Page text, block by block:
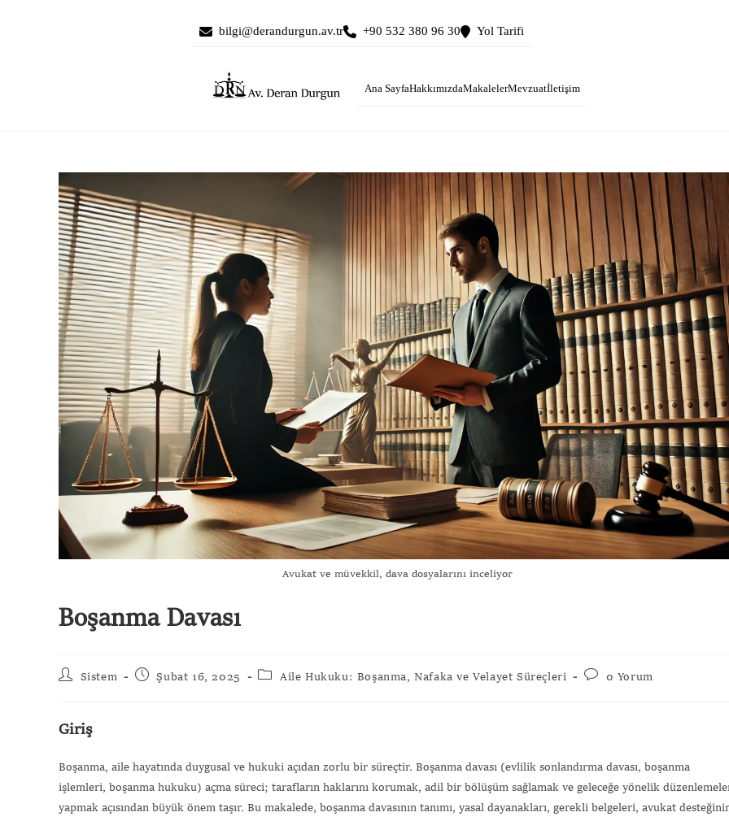
bilgi@derandurgun.av.tr +90 532 380 96 30 Yol Tarifi
Ana SayfaHakkımızdaMakalelerMevzuatİletişim
Avukat ve müvekkil, dava dosyalarını inceliyor
Boşanma Davası
Sistem Şubat 16, 2025 Aile Hukuku: Boşanma, Nafaka ve Velayet Süreçleri 0 Yorum
Giriş
Boşanma, aile hayatında duygusal ve hukuki açıdan zorlu bir süreçtir. Boşanma davası (evlilik sonlandırma davası, boşanma
işlemleri, boşanma hukuku) açma süreci; tarafların haklarını korumak, adil bir bölüşüm sağlamak ve geleceğe yönelik
yapmak açısından büyük önem taşır. Bu makalede, boşanma davasının tanımı, yasal dayanakları, gerekli belgeleri, avukat